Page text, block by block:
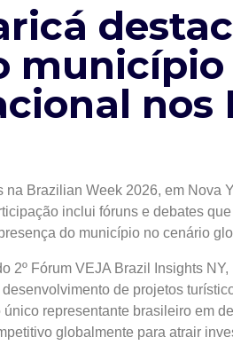
nos
Brazilian Week 2026, em Nova
inclui fóruns e debates
do município no cenário
2º Fórum VEJA Brazil Insights
de projetos
representante brasileiro em
globalmente para atrair